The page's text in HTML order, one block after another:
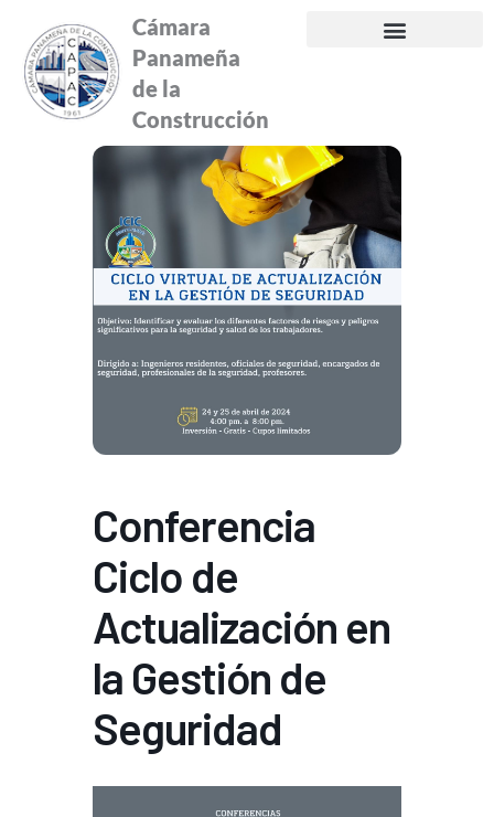
contenido
Cámara
Panameña
de la
Construcción
Conferencia
Ciclo de
Actualización en
la Gestión de
Seguridad